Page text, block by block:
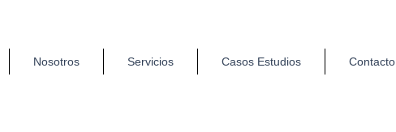
Nosotros Servicios Casos Estudios Contacto